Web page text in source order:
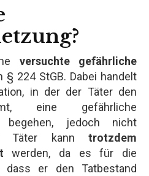
versuchte gefährliche
§ 224 StGB. Dabei handelt
in der der Täter den
eine gefährliche
begehen, jedoch nicht
Täter kann trotzdem
werden, da es für die
dass er den Tatbestand